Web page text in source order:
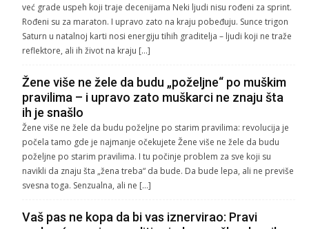
već grade uspeh koji traje decenijama Neki ljudi nisu rođeni za sprint.
Rođeni su za maraton. I upravo zato na kraju pobeđuju. Sunce trigon
Saturn u natalnoj karti nosi energiju tihih graditelja – ljudi koji ne traže
reflektore, ali ih život na kraju […]
Žene više ne žele da budu „poželjne“ po muškim
pravilima – i upravo zato muškarci ne znaju šta
ih je snašlo
Žene više ne žele da budu poželjne po starim pravilima: revolucija je
počela tamo gde je najmanje očekujete Žene više ne žele da budu
poželjne po starim pravilima. I tu počinje problem za sve koji su
navikli da znaju šta „žena treba“ da bude. Da bude lepa, ali ne previše
svesna toga. Senzualna, ali ne […]
Vaš pas ne kopa da bi vas iznervirao: Pravi